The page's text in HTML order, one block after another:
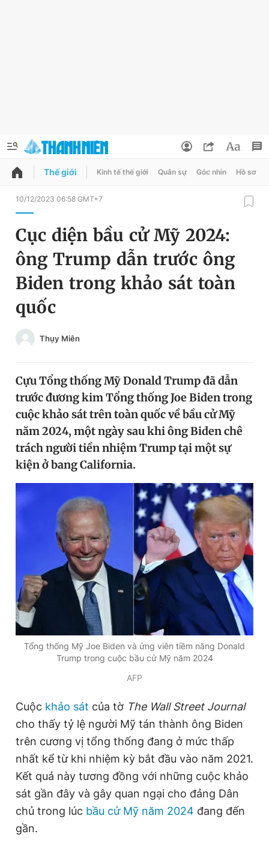
QUẢNG CÁO
Chuyên mục
Chuyên mục khác
Chào ngày mới
Tin thị trường
Video Magazine
Sản phẩm khác
Tiện ích Bạn cần biết
Thông tin tòa soạn Liên hệ quảng cáo
Đọc Thanh Niên trên điện thoại
Theo dõi báo trên
0906 645 777
Quảng cáo RSS Chính sách bảo
Tổng biên tập: Nguyễn Ngọc Toàn
Phó tổng biên tập thường trực: Hải Thành
Phó tổng biên tập: Lâm Hiếu Dũng
Phó tổng biên tập: Trần Việt Hưng
Tổng thư ký tòa soạn: Đức Trung
Giấy phép xuất bản số 110/GP - BTTTT cấp ngày 24.3.2020
© 2003-2026 Bản quyền thuộc về Báo Thanh Niên. Cấm sao
Đổi mật khẩu
Tin đã lưu
Tin đã xem
Thế giới Kinh tế thế giới Quân sự Góc nhìn Hồ sơ
10/12/2023 06:58 GMT+7
Cục diện bầu cử Mỹ 2024:
ông Trump dẫn trước ông
Biden trong khảo sát toàn
quốc
Thụy Miên
Cựu Tổng thống Mỹ Donald Trump đã dẫn
trước đương kim Tổng thống Joe Biden trong
cuộc khảo sát trên toàn quốc về bầu cử Mỹ
năm 2024, một ngày sau khi ông Biden chê
trách người tiền nhiệm Trump tại một sự
kiện ở bang California.
Tổng thống Mỹ Joe Biden và ứng viên tiềm năng Donald
Trump trong cuộc bầu cử Mỹ năm 2024
AFP
Cuộc khảo sát của tờ The Wall Street Journal
cho thấy tỷ lệ người Mỹ tán thành ông Biden
trên cương vị tổng thống đang ở mức thấp
nhất kể từ khi nhiệm kỳ bắt đầu vào năm 2021.
Kết quả này tương đồng với những cuộc khảo
sát gần đây và gây quan ngại cho đảng Dân
chủ trong lúc bầu cử Mỹ năm 2024 đang đến
gần.